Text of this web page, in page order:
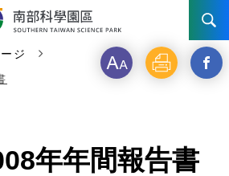
ジ
フ
ト
印 新
ン
年年間報告書